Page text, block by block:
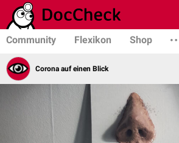
Community Flexikon Shop
Corona auf einen Blick